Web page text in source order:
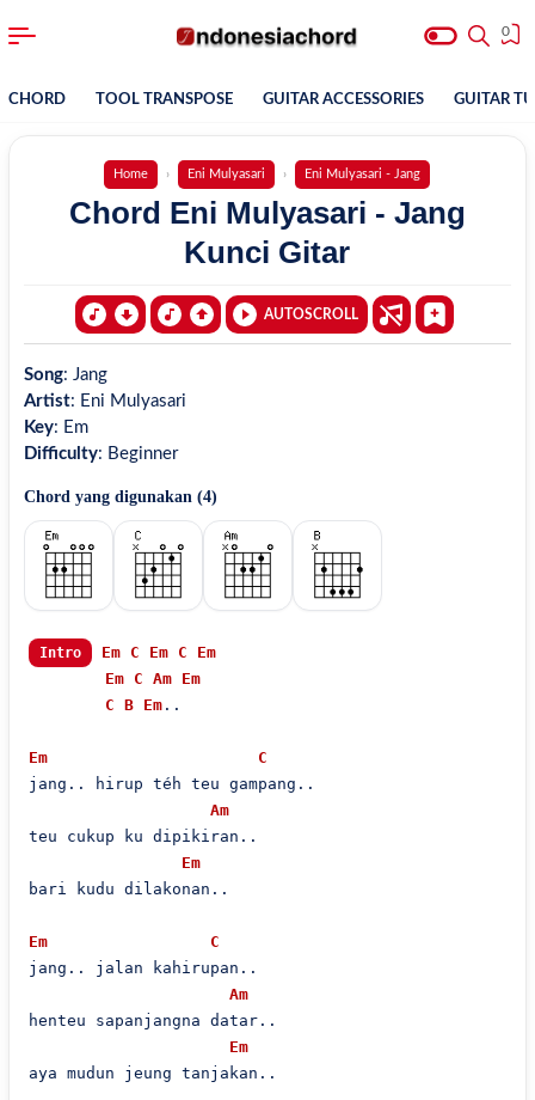
0
CHORD TOOL TRANSPOSE GUITAR ACCESSORIES GUITAR
Home Eni Mulyasari Eni Mulyasari - Jang
Chord Eni Mulyasari - Jang
Kunci Gitar
AUTOSCROLL
Song: Jang
Artist: Eni Mulyasari
Key: Em
Difficulty: Beginner
Chord yang digunakan (4)
Intro Em C Em C
Em
Em
C Am
Em
C B Em..
Em
C
jang.. hirup téh teu gampang..
Am
teu cukup ku dipikiran..
Em
bari kudu dilakonan..
Em
C
jang.. jalan kahirupan..
Am
henteu sapanjangna datar..
Em
aya mudun jeung tanjakan..